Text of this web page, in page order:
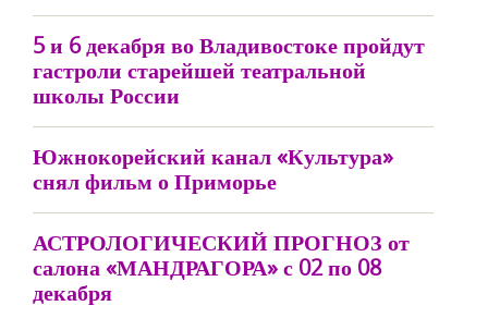
5 и 6 декабря во Владивостоке пройдут
гастроли старейшей театральной
школы России
Южнокорейский канал «Культура»
снял фильм о Приморье
АСТРОЛОГИЧЕСКИЙ ПРОГНОЗ от
салона «МАНДРАГОРА» с 02 по 08
декабря